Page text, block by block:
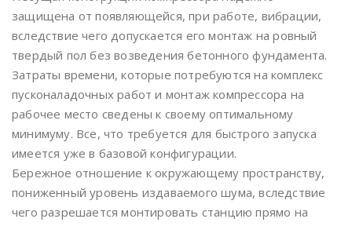
защищена от появляющейся, при работе, вибрации,
вследствие чего допускается его монтаж на ровный
твердый пол без возведения бетонного фундамента.
Затраты времени, которые потребуются на комплекс
пусконаладочных работ и монтаж компрессора на
рабочее место сведены к своему оптимальному
минимуму. Все, что требуется для быстрого запуска
имеется уже в базовой конфигурации.
Бережное отношение к окружающему пространству,
пониженный уровень издаваемого шума, вследствие
чего разрешается монтировать станцию прямо на